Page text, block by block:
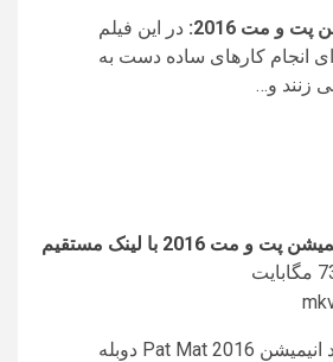
و مت 2016:
در این فیلم
انجام کارهای ساده دست به
زنند و…
پت و مت 2016 با لینک مستقیم
دانلود انیمیشن, دانلود انیمیشن 2016 Pat Mat دوبله